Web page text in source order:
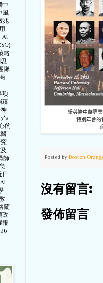
紐英崙中華專
特別年會的
(
Posted by Boston
沒有留言:
發佈留言
中
風
兆
AI
略
隊
项
臻
的
師
蘭
政
報